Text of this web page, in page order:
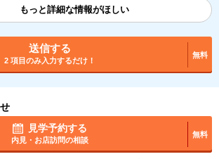
もっと詳細な情報がほしい
送信する
2 項目のみ入力するだけ！
無料
見学予約する
内見・お店訪問の相談
無料